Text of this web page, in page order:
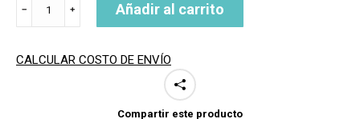
FUNBOARD
cantidad
﹣ ﹢ Añadir al carrito
CALCULAR COSTO DE ENVÍO
Compartir este producto